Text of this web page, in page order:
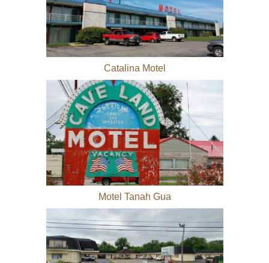
Catalina Motel
Motel Tanah Gua